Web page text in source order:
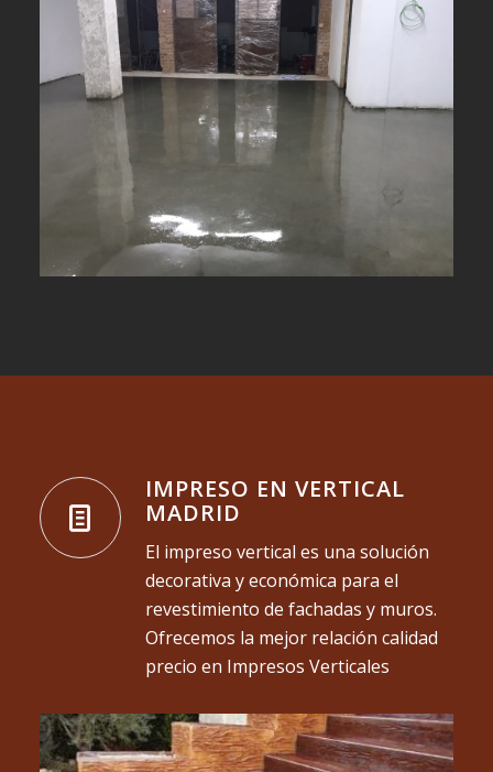
IMPRESO EN VERTICAL
MADRID
El impreso vertical es una solución
decorativa y económica para el
revestimiento de fachadas y muros.
Ofrecemos la mejor relación calidad
precio en Impresos Verticales